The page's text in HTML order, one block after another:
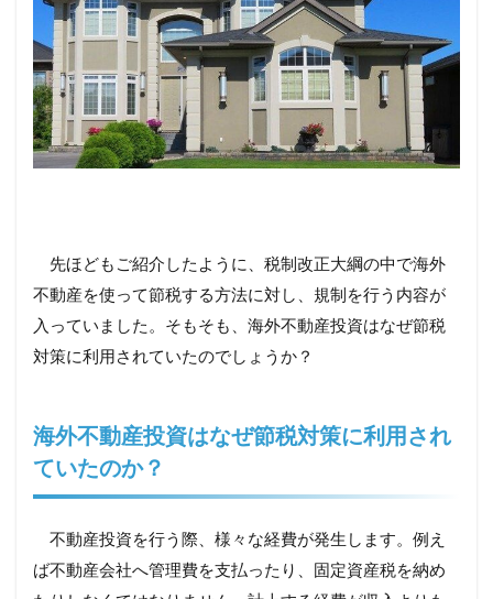
先ほどもご紹介したように、税制改正大綱の中で海外
不動産を使って節税する方法に対し、規制を行う内容が
入っていました。そもそも、海外不動産投資はなぜ節税
対策に利用されていたのでしょうか？
海外不動産投資はなぜ節税対策に利用され
ていたのか？
不動産投資を行う際、様々な経費が発生します。例え
ば不動産会社へ管理費を支払ったり、固定資産税を納め